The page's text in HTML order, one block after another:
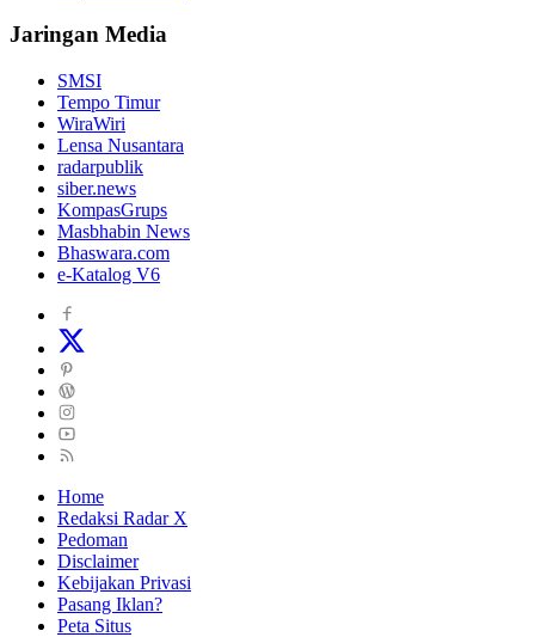
Jaringan Media
SMSI
Tempo Timur
WiraWiri
Lensa Nusantara
radarpublik
siber.news
KompasGrups
Masbhabin News
Bhaswara.com
e-Katalog V6
Home
Redaksi Radar X
Pedoman
Disclaimer
Kebijakan Privasi
Pasang Iklan?
Peta Situs